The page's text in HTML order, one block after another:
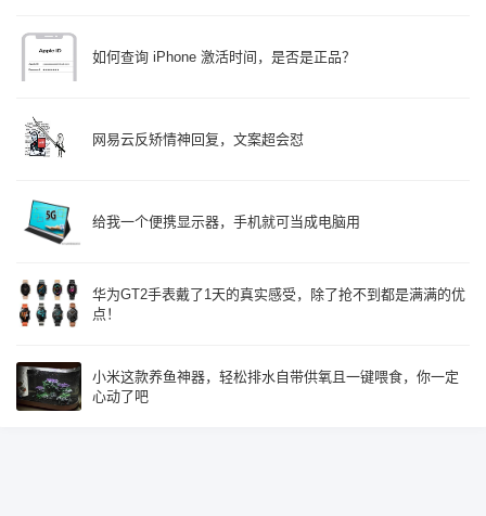
如何查询 iPhone 激活时间，是否是正品？
网易云反矫情神回复，文案超会怼
给我一个便携显示器，手机就可当成电脑用
华为GT2手表戴了1天的真实感受，除了抢不到都是满满的优
点！
小米这款养鱼神器，轻松排水自带供氧且一键喂食，你一定
心动了吧